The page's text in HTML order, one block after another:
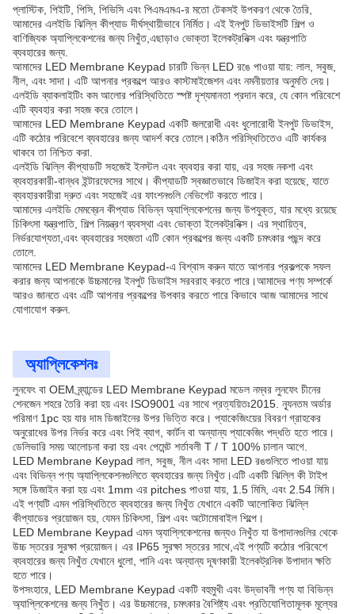
প্লাস্টিক, পিইটি, পিসি, পিভিসি এবং পিএমএমএ-র মতো টেকসই উপকরণ থেকে তৈরি,
আমাদের এলইডি ঝিল্লি কীপ্যাড দীর্ঘস্থায়ীভাবে নির্মিত। এই ইনপুট ডিভাইসটি শিল্প ও
বাণিজ্যিক অ্যাপ্লিকেশনের জন্য নিখুঁত,এছাড়াও ভোক্তা ইলেকট্রনিক্স এবং যন্ত্রপাতি
ব্যবহারের জন্য.
আমাদের LED Membrane Keypad চারটি ভিন্ন LED রঙে পাওয়া যায়: লাল, সবুজ,
নীল, এবং সাদা। এটি আপনার প্রকল্পে আরও কাস্টমাইজেশন এবং নমনীয়তার অনুমতি দেয়।
এলইডি ব্যাকলাইটিং কম আলোর পরিস্থিতিতে স্পষ্ট দৃশ্যমানতা প্রদান করে, যে কোন পরিবেশে
এটি ব্যবহার করা সহজ করে তোলে।
আমাদের LED Membrane Keypad একটি জলরোধী এবং ধুলোরোধী ইনপুট ডিভাইস,
এটি কঠোর পরিবেশে ব্যবহারের জন্য আদর্শ করে তোলে।কঠিন পরিস্থিতিতেও এটি কার্যকর
থাকবে তা নিশ্চিত করা.
এলইডি ঝিল্লি কীপ্যাডটি সহজেই ইনস্টল এবং ব্যবহার করা যায়, এর সহজ নকশা এবং
ব্যবহারকারী-বান্ধব ইন্টারফেসের সাথে। কীপ্যাডটি স্বজ্ঞাতভাবে ডিজাইন করা হয়েছে, যাতে
ব্যবহারকারীরা দ্রুত এবং সহজেই এর ফাংশনগুলি নেভিগেট করতে পারে।
আমাদের এলইডি মেমব্রেন কীপ্যাড বিভিন্ন অ্যাপ্লিকেশনের জন্য উপযুক্ত, যার মধ্যে রয়েছে
চিকিৎসা যন্ত্রপাতি, শিল্প নিয়ন্ত্রণ ব্যবস্থা এবং ভোক্তা ইলেকট্রনিক্স। এর স্থায়িত্ব,
নির্ভরযোগ্যতা,এবং ব্যবহারের সহজতা এটি কোন প্রকল্পের জন্য একটি চমৎকার পছন্দ করে
তোলে.
আমাদের LED Membrane Keypad-এ বিশ্বাস করুন যাতে আপনার প্রকল্পকে সফল
করার জন্য আপনাকে উচ্চমানের ইনপুট ডিভাইস সরবরাহ করতে পারে।আমাদের পণ্য সম্পর্কে
আরও জানতে এবং এটি আপনার প্রকল্পের উপকার করতে পারে কিভাবে আজ আমাদের সাথে
যোগাযোগ করুন.
অ্যাপ্লিকেশনঃ
লুনফেং বা OEM ব্র্যান্ডের LED Membrane Keypad মডেল নম্বর লুনফেং চীনের
শেনজেন শহরে তৈরি করা হয় এবং ISO9001 এর সাথে প্রত্যয়িতঃ2015. ন্যূনতম অর্ডার
পরিমাণ 1pc হয় যার দাম ডিজাইনের উপর ভিত্তি করে। প্যাকেজিংয়ের বিবরণ গ্রাহকের
অনুরোধের উপর নির্ভর করে এবং পিই ব্যাগ, কার্টন বা অন্যান্য প্যাকেজিং পদ্ধতি হতে পারে।
ডেলিভারি সময় আলোচনা করা হয় এবং পেমেন্ট শর্তাবলী T / T 100% চালান আগে.
LED Membrane Keypad লাল, সবুজ, নীল এবং সাদা LED রঙগুলিতে পাওয়া যায়
এবং বিভিন্ন পণ্য অ্যাপ্লিকেশনগুলিতে ব্যবহারের জন্য নিখুঁত।এটি একটি ঝিল্লি কী টাইপ
সঙ্গে ডিজাইন করা হয় এবং 1mm এর pitches পাওয়া যায়, 1.5 মিমি, এবং 2.54 মিমি।
এই পণ্যটি এমন পরিস্থিতিতে ব্যবহারের জন্য নিখুঁত যেখানে একটি আলোকিত ঝিল্লি
কীপ্যাডের প্রয়োজন হয়, যেমন চিকিৎসা, শিল্প এবং অটোমোবাইল শিল্পে।
LED Membrane Keypad এমন অ্যাপ্লিকেশনের জন্যও নিখুঁত যা উপাদানগুলির থেকে
উচ্চ স্তরের সুরক্ষা প্রয়োজন। এর IP65 সুরক্ষা স্তরের সাথে,এই পণ্যটি কঠোর পরিবেশে
ব্যবহারের জন্য নিখুঁত যেখানে ধুলো, পানি এবং অন্যান্য দূষণকারী ইলেকট্রনিক উপাদান ক্ষতি
হতে পারে।
উপসংহারে, LED Membrane Keypad একটি বহুমুখী এবং উদ্ভাবনী পণ্য যা বিভিন্ন
অ্যাপ্লিকেশনের জন্য নিখুঁত। এর উচ্চমানের, চমৎকার বৈশিষ্ট্য এবং প্রতিযোগিতামূলক মূল্যের